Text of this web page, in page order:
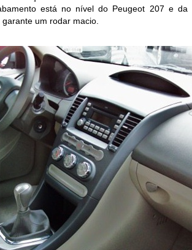
está no nível do Peugeot 207 e da
um rodar macio.